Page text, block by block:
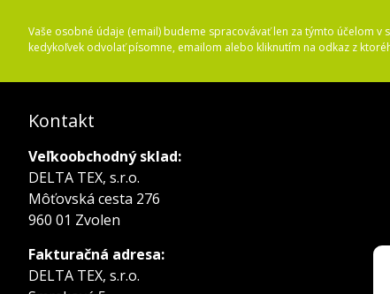
Vaše osobné údaje (email) budeme spracovávať len za týmto účelom
kedykoľvek odvolať písomne, emailom alebo kliknutím na odkaz z
Kontakt
Veľkoobchodný sklad:
DELTA TEX, s.r.o.
Môťovská cesta 276
960 01 Zvolen
Fakturačná adresa:
DELTA TEX, s.r.o.